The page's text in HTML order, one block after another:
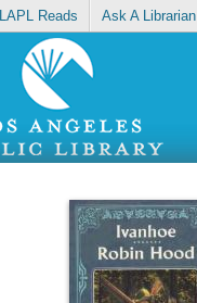
LAPL Reads Ask A Librarian